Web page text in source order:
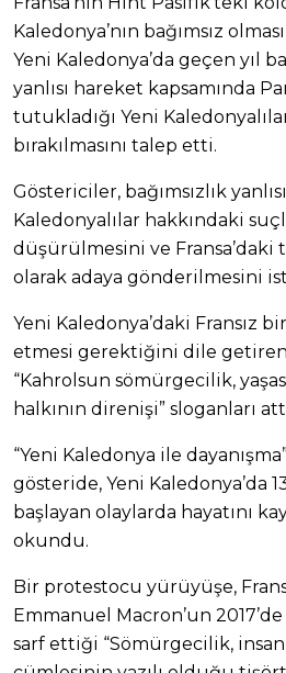
Kaledonya’nın bağımsız
Yeni Kaledonya’da geçen yıl
yanlısı hareket kapsamında
tutukladığı Yeni
bırakılmasını talep etti.
Göstericiler, bağımsızlık
Kaledonyalılar hakkındaki
düşürülmesini ve
olarak adaya gönderilmesini
Yeni Kaledonya’daki Fransız
etmesi gerektiğini dile
“Kahrolsun sömürgecilik,
halkının direnişi” sloganları
“Yeni Kaledonya ile
gösteride, Yeni Kaledonya’da
başlayan olaylarda hayatını
okundu.
Bir protestocu yürüyüşe,
Emmanuel Macron’un
sarf ettiği “Sömürgecilik,